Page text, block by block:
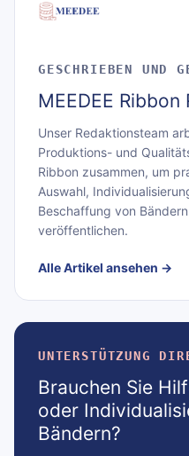
GESCHRIEBEN UND
MEEDEE
Unser Redaktionsteam
Produktions- und
Ribbon zusammen, um
Auswahl,
Beschaffung von
veröffentlichen.
Alle Artikel ansehen →
UNTERSTÜTZUNG
Brauchen Sie
oder
Bändern?